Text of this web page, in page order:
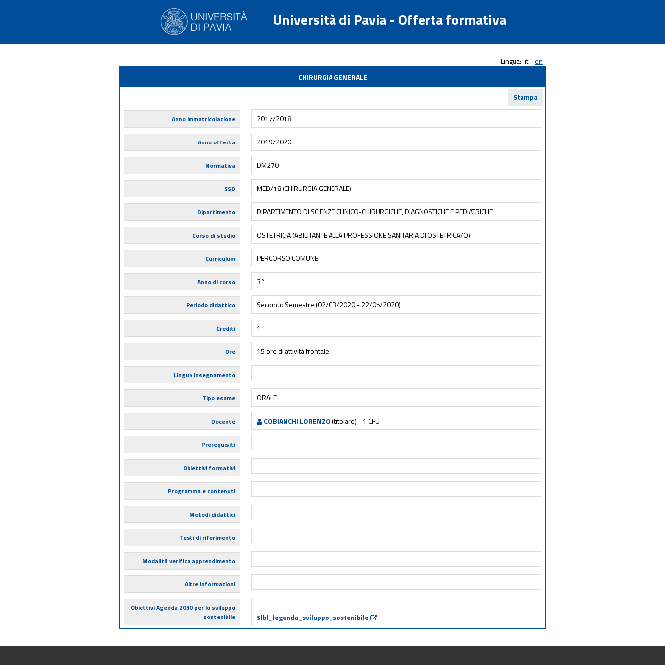
Università di Pavia - Offerta formativa
Lingua: it
en
CHIRURGIA GENERALE
Stampa
Anno immatricolazione 2017/2018
Anno offerta 2019/2020
Normativa DM270
SSD MED/18 (CHIRURGIA GENERALE)
Dipartimento DIPARTIMENTO DI SCIENZE CLINICO-CHIRURGICHE, DIAGNOSTICHE E PEDIATRICHE
Corso di studio OSTETRICIA (ABILITANTE ALLA PROFESSIONE SANITARIA DI OSTETRICA/O)
Curriculum PERCORSO COMUNE
Anno di corso 3°
Periodo didattico Secondo Semestre (02/03/2020 - 22/05/2020)
Crediti 1
Ore 15 ore di attività frontale
Lingua insegnamento
Tipo esame ORALE
Docente COBIANCHI LORENZO(titolare) - 1 CFU
Prerequisiti
Obiettivi formativi
Programma e contenuti
Metodi didattici
Testi di riferimento
Modalità verifica apprendimento
Altre informazioni
Obiettivi Agenda 2030 per lo sviluppo
sostenibile
$lbl_legenda_sviluppo_sostenibile